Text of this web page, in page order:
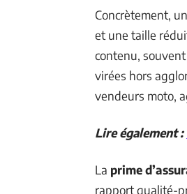
Concrètement,
et une taille
contenu,
virées hors
vendeurs moto,
Lire également :
La prime
rapport qualité-